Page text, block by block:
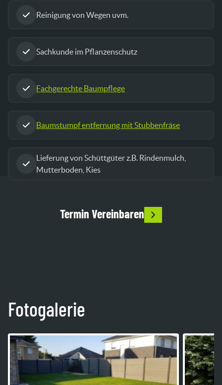
Reinigung von Wegen uvm.
Sachkunde im Pflanzenschutz
Fachgerechte Baumpflege
Baumstumpf entfernung mit Stubbenfräse
Lieferung von Schüttgüter z.B. Rindenmulch,
Mutterboden, Kies
Termin Vereinbaren
Fotogalerie